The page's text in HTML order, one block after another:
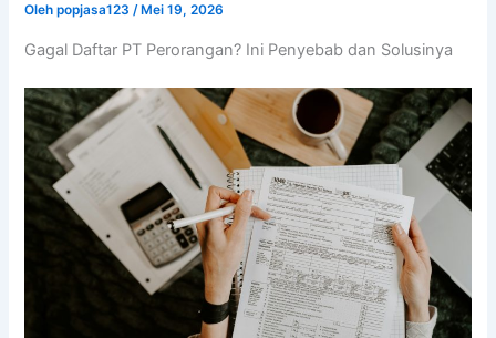
Olehpopjasa123/ Mei 19, 2026
Gagal Daftar PT Perorangan? Ini Penyebab dan Solusinya